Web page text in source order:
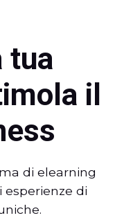
tua
il
di elearning
esperienze di